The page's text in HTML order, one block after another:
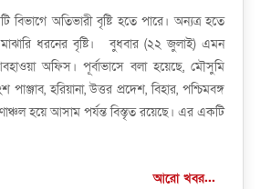
বিভাগে অতিভারী বৃষ্টি হতে পারে। অন্যত্র হতে
ধরনের বৃষ্টি। বুধবার (২২ জুলাই) এমন
অফিস। পূর্বাভাসে বলা হয়েছে, মৌসুমি
পাঞ্জাব, হরিয়ানা, উত্তর প্রদেশ, বিহার, পশ্চিমবঙ্গ
হয়ে আসাম পর্যন্ত বিস্তৃত রয়েছে। এর একটি
আরো খবর...